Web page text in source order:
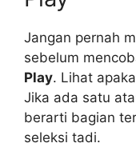
Jangan pernah
sebelum
Play. Lihat
Jika ada satu
berarti bagian
seleksi tadi.